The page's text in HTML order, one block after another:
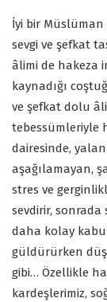
İyi bir Müslüman
sevgi ve şefkat
âlimi de hakeza
kaynadığı
ve şefkat dolu
tebessümleriyle
dairesinde,
aşağılamayan,
stres ve
sevdirir,
daha kolay
güldürürken
gibi… Özellikle
kardeşlerimiz,